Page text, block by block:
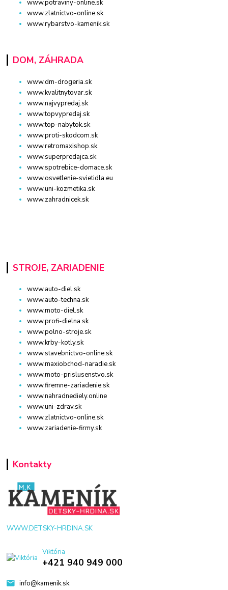
www.potraviny-online.sk
www.zlatnictvo-online.sk
www.rybarstvo-kamenik.sk
DOM, ZÁHRADA
www.dm-drogeria.sk
www.kvalitnytovar.sk
www.najvypredaj.sk
www.topvypredaj.sk
www.top-nabytok.sk
www.proti-skodcom.sk
www.retromaxishop.sk
www.superpredajca.sk
www.spotrebice-domace.sk
www.osvetlenie-svietidla.eu
www.uni-kozmetika.sk
www.zahradnicek.sk
STROJE, ZARIADENIE
www.auto-diel.sk
www.auto-techna.sk
www.moto-diel.sk
www.profi-dielna.sk
www.polno-stroje.sk
www.krby-kotly.sk
www.stavebnictvo-online.sk
www.maxiobchod-naradie.sk
www.moto-prislusenstvo.sk
www.firemne-zariadenie.sk
www.nahradnediely.online
www.uni-zdrav.sk
www.zlatnictvo-online.sk
www.zariadenie-firmy.sk
Kontakty
WWW.DETSKY-HRDINA.SK
Viktória
+421 940 949 000
info@kamenik.sk